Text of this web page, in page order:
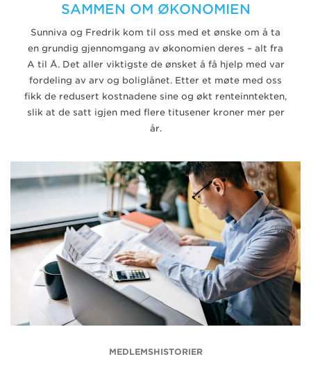
SAMMEN OM ØKONOMIEN
Sunniva og Fredrik kom til oss med et ønske om å ta
en grundig gjennomgang av økonomien deres – alt fra
A til Å. Det aller viktigste de ønsket å få hjelp med var
fordeling av arv og boliglånet. Etter et møte med oss
fikk de redusert kostnadene sine og økt renteinntekten,
slik at de satt igjen med flere titusener kroner mer per
år.
MEDLEMSHISTORIER